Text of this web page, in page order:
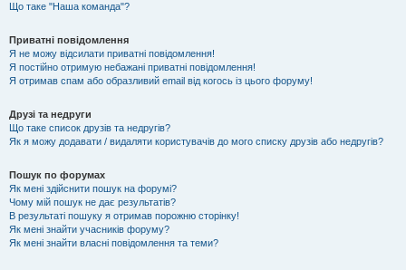
Що таке "Наша команда"?
Приватні повідомлення
Я не можу відсилати приватні повідомлення!
Я постійно отримую небажані приватні повідомлення!
Я отримав спам або образливий email від когось із цього форуму!
Друзі та недруги
Що таке список друзів та недругів?
Як я можу додавати / видаляти користувачів до мого списку друзів або недругів?
Пошук по форумах
Як мені здійснити пошук на форумі?
Чому мій пошук не дає результатів?
В результаті пошуку я отримав порожню сторінку!
Як мені знайти учасників форуму?
Як мені знайти власні повідомлення та теми?